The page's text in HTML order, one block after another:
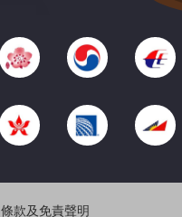
條款及免責聲明